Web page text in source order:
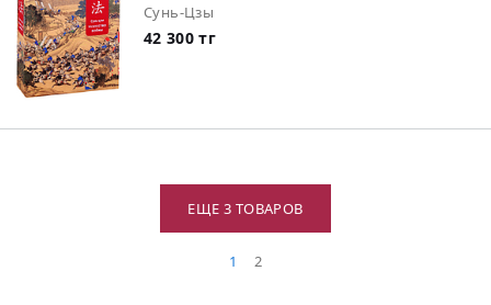
Сунь-Цзы
42 300 тг
ЕЩЕ 3 ТОВАРОВ
1 2